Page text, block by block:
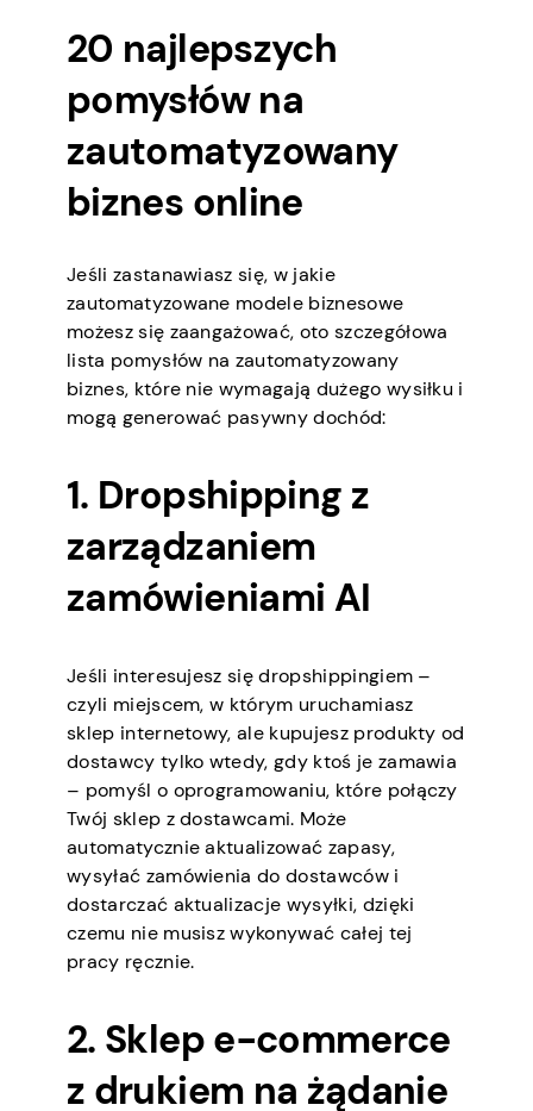
20 najlepszych
pomysłów na
zautomatyzowany
biznes online
Jeśli zastanawiasz się, w jakie
zautomatyzowane modele biznesowe
możesz się zaangażować, oto szczegółowa
lista pomysłów na zautomatyzowany
biznes, które nie wymagają dużego wysiłku i
mogą generować pasywny dochód:
1. Dropshipping z
zarządzaniem
zamówieniami AI
Jeśli interesujesz się dropshippingiem –
czyli miejscem, w którym uruchamiasz
sklep internetowy, ale kupujesz produkty od
dostawcy tylko wtedy, gdy ktoś je zamawia
– pomyśl o oprogramowaniu, które połączy
Twój sklep z dostawcami. Może
automatycznie aktualizować zapasy,
wysyłać zamówienia do dostawców i
dostarczać aktualizacje wysyłki, dzięki
czemu nie musisz wykonywać całej tej
pracy ręcznie.
2. Sklep e-commerce
z drukiem na żądanie